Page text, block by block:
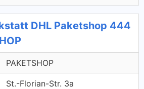
DHL Paketshop 444
PAKETSHOP
St.-Florian-Str. 3a